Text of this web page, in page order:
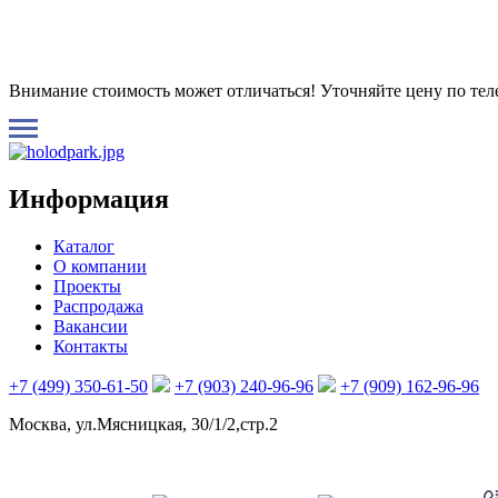
Внимание стоимость может отличаться! Уточняйте цену по
Информация
Каталог
О компании
Проекты
Распродажа
Вакансии
Контакты
+7 (499) 350-61-50 +7 (903) 240-96-96
+7 (909) 162-96-96
Москва, ул.Мясницкая, 30/1/2,стр.2